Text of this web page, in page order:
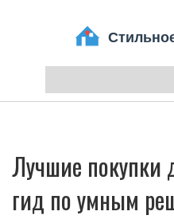
Лучшие
гид по умным